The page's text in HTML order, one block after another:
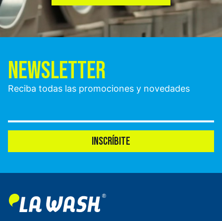
NEWSLETTER
Reciba todas las promociones y novedades
INSCRÍBITE